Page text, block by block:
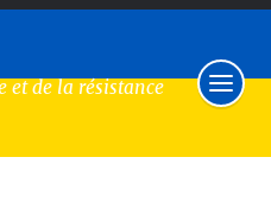
et de la résistance